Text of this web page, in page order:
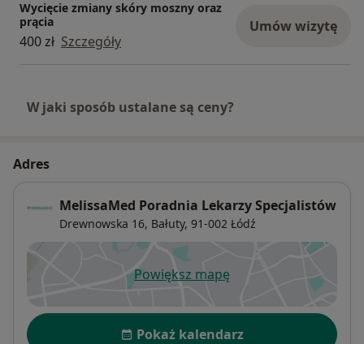
Wycięcie zmiany skóry moszny oraz
prącia
400 zł Szczegóły
Umów wizytę
W jaki sposób ustalane są ceny?
Adres
MelissaMed Poradnia Lekarzy Specjalistów
Drewnowska 16, Bałuty, 91-002 Łódź
Powiększ mapęotwiera się w nowej karcie
Dostępność
Pokaż kalendarz